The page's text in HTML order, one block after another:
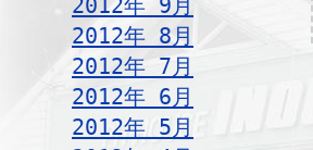
2012年 9月
2012年 8月
2012年 7月
2012年 6月
2012年 5月